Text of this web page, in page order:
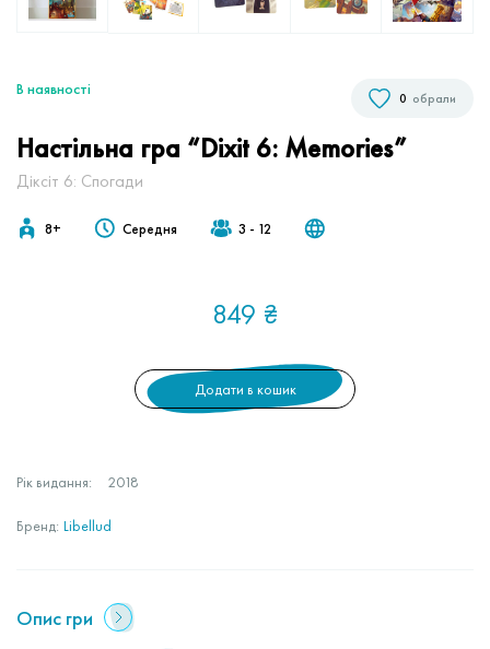
В наявностi обрали
0
Настільна гра “Dixit 6: Memories”
Діксіт 6: Спогади
8+ Середня 3 - 12
849 ₴
Додати в кошик
Рік видання: 2018
Бренд: Libellud
Опис гри